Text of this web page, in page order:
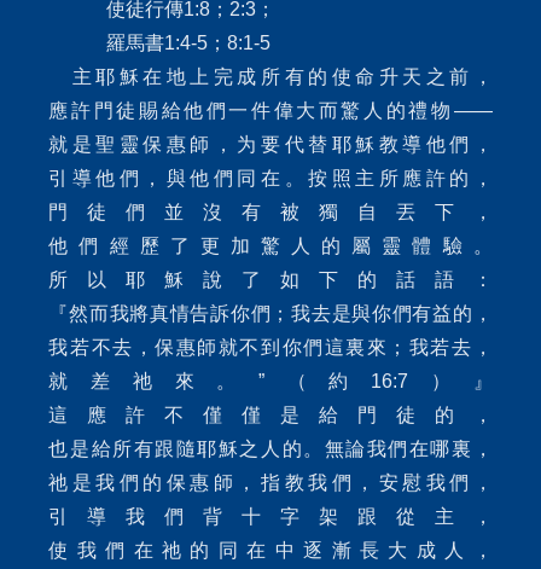
使徒行傳1:8；2:3；
羅馬書1:4-5；8:1-5
主耶穌在地上完成所有的使命升天之前，
應許門徒賜給他們一件偉大而驚人的禮物——
就是聖靈保惠師，为要代替耶穌教導他們，
引導他們，與他們同在。按照主所應許的，
門徒們並沒有被獨自丟下，
他們經歷了更加驚人的屬靈體驗。
所以耶穌說了如下的話語：
『然而我將真情告訴你們；我去是與你們有益的，
我若不去，保惠師就不到你們這裏來；我若去，
就差祂來。”（約16:7）』
這應許不僅僅是給門徒的，
也是給所有跟隨耶穌之人的。無論我們在哪裏，
祂是我們的保惠師，指教我們，安慰我們，
引導我們背十字架跟從主，
使我們在祂的同在中逐漸長大成人，